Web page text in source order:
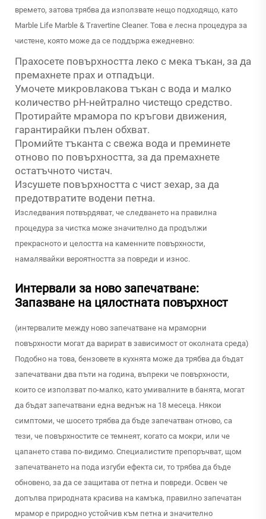
времето, затова трябва да използвате нещо подходящо, като
Marble Life Marble & Travertine Cleaner. Това е лесна процедура за
чистене, която може да се поддържа ежедневно:
Прахосете повърхността леко с мека тъкан, за да
премахнете прах и отпадъци.
Умочете микровлакова тъкан с вода и малко
количество pH-нейтрално чистещо средство.
Протирайте мрамора по кръгови движения,
гарантирайки пълен обхват.
Промийте тъканта с свежа вода и преминете
отново по повърхността, за да премахнете
остатъчното чистач.
Изсушете повърхността с чист зехар, за да
предотвратите водени петна.
Изследвания потвърдяват, че следването на правилна
процедура за чистка може значително да продължи
прекрасното и целостта на каменните повърхности,
намалявайки вероятността за повреди и износ.
Интервали за ново запечатване:
Запазване на цялостната повърхност
(интервалите между ново запечатване на мраморни
повърхности могат да варират в зависимост от околната среда)
Подобно на това, бензовете в кухнята може да трябва да бъдат
запечатвани два пъти на година, въпреки че повърхности,
които се използват по-малко, като умивалните в банята, могат
да бъдат запечатвани една веднъж на 18 месеца. Някои
симптоми, че шосето трябва да бъде запечатван отново, са
тези, че повърхностите се темнеят, когато са мокри, или че
цапането става по-видимо. Специалистите препоръчват, щом
запечатването на пода изгуби ефекта си, то трябва да бъде
обновено, за да се защитава от петна и повреди. Освен че
допълва природната красива на камъка, правилно запечатан
мрамор е природно устойчив към петна и значително